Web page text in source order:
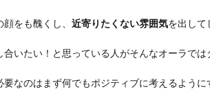
をも醜くし、 近寄りたくない雰囲気を出して
いたい！と思っている人がそんなオーラでは
なのはまず何でもポジティブに考えるように